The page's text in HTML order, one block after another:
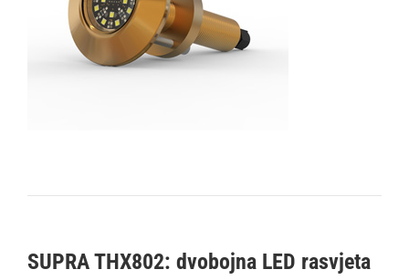
SUPRA THX802: dvobojna LED rasvjeta